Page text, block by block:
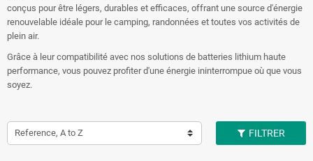
conçus pour être légers, durables et efficaces, offrant une source d'énergie
renouvelable idéale pour le camping, randonnées et toutes vos activités de
plein air.
Grâce à leur compatibilité avec nos solutions de batteries lithium haute
performance, vous pouvez profiter d'une énergie ininterrompue où que vous
soyez.
Reference, A to Z FILTRER